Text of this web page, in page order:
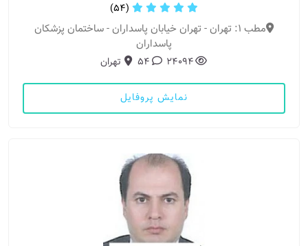
(54)
مطب 1: تهران - تهران خیابان پاسداران - ساختمان پزشکان
پاسداران
24094
54 تهران
نمایش پروفایل